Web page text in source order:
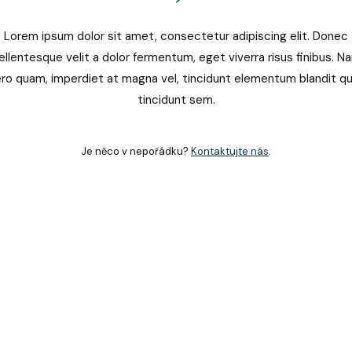
Lorem ipsum dolor sit amet, consectetur adipiscing elit. Donec
velit a dolor fermentum, eget viverra risus finibus.
quam, imperdiet at magna vel, tincidunt elementum blandit
tincidunt sem.
Je něco v nepořádku? Kontaktujte nás.